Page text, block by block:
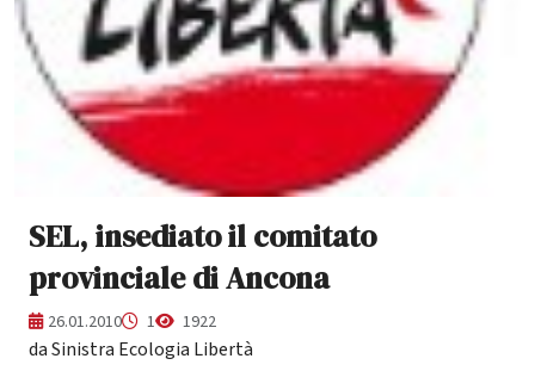
SEL, insediato il comitato
provinciale di Ancona
26.01.2010 1 1922
da Sinistra Ecologia Libertà